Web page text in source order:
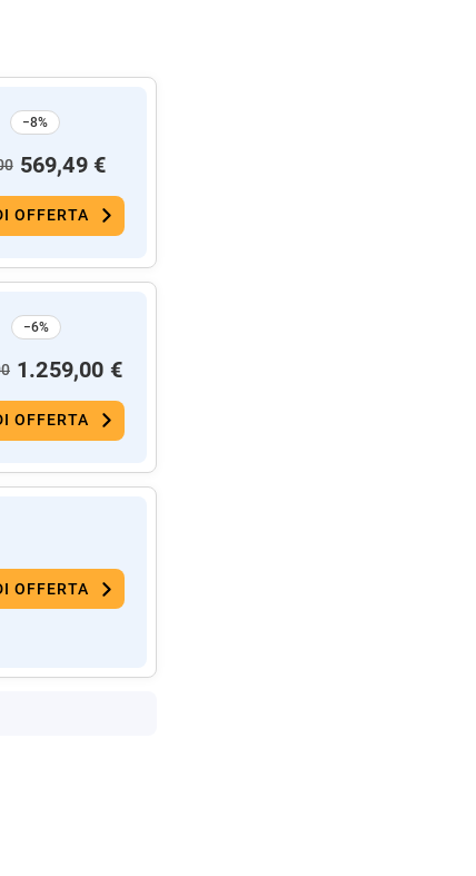
−8%
569,49 €
OFFERTA
−6%
1.259,00 €
OFFERTA
OFFERTA